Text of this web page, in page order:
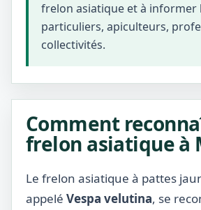
frelon asiatique et à informer
particuliers, apiculteurs,
collectivités.
Comment
frelon asiatique à
Le frelon asiatique à pattes
appelé Vespa velutina, se